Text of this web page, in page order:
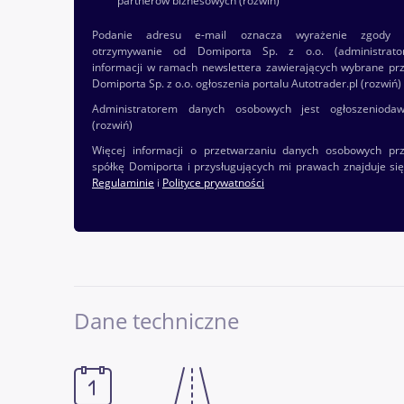
Podanie adresu e-mail oznacza wyrażenie zgody
otrzymywanie od Domiporta Sp. z o.o.
informacji w ramach newslettera zawierających wybrane
Domiporta Sp. z o.o. ogłoszenia portalu Autotrader.pl (rozwiń)
Administratorem danych osobowych jest
(rozwiń)
Więcej informacji o przetwarzaniu danych osobowych
spółkę Domiporta i przysługujących mi prawach znajduje
Regulaminie i Polityce prywatności
Dane techniczne